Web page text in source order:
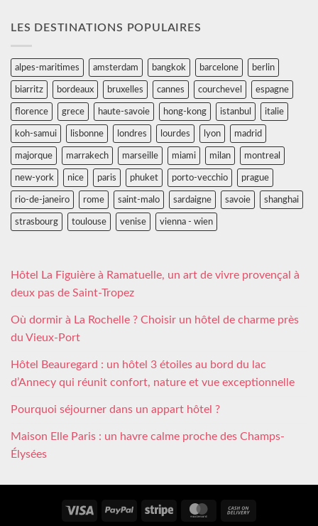
LES DESTINATIONS POPULAIRES
alpes-maritimes amsterdam bangkok barcelone berlin
biarritz bordeaux bruxelles cannes courchevel espagne
florence grece haute-savoie hong-kong istanbul italie
koh-samui lisbonne londres lourdes lyon madrid
majorque marrakech marseille miami milan montreal
new-york nice paris phuket porto-vecchio prague
rio-de-janeiro rome saint-malo sardaigne savoie shanghai
strasbourg toulouse venise vienna - wien
Hôtel La Figuière à Ramatuelle, un art de vivre provençal à
deux pas de Saint-Tropez
Où dormir à La Rochelle ? Choisir un hôtel de charme près
du Vieux-Port
Hôtel Beauregard : un hôtel 3 étoiles au bord du lac
d’Annecy qui réunit confort, nature et vue exceptionnelle
Pourquoi séjourner dans un appart hôtel ?
Maison Elle Paris : un havre calme proche des Champs-
Élysées
Visa PayPal Stripe MasterCard